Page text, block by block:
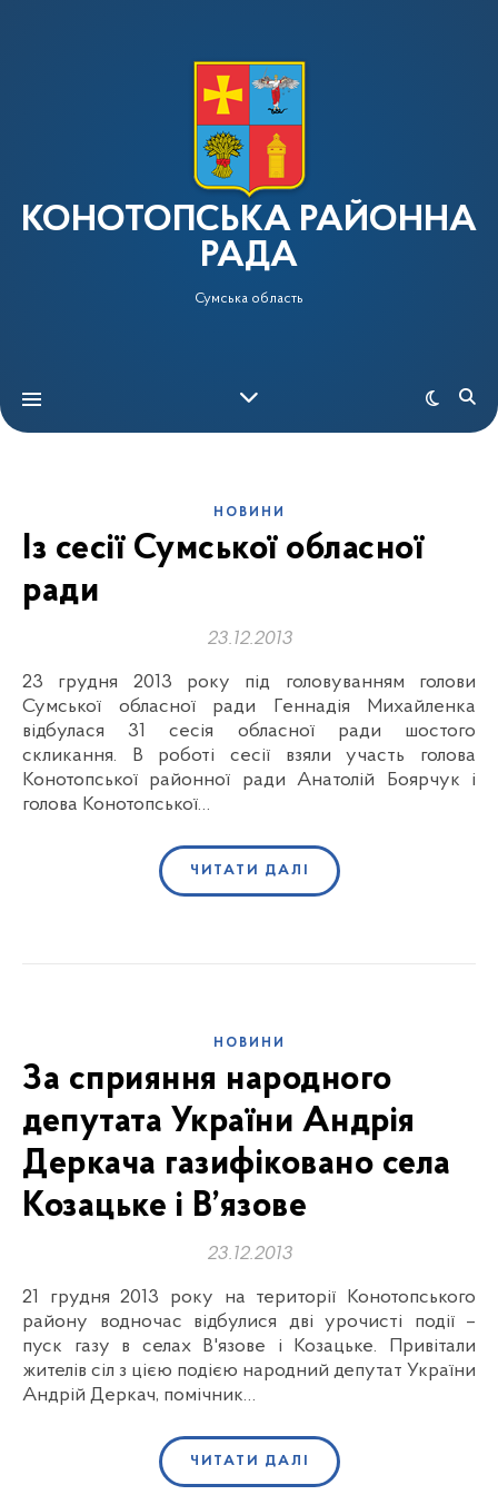
КОНОТОПСЬКА РАЙОННА
РАДА
Сумська область
НОВИНИ
Із сесії Сумської обласної
ради
23.12.2013
23 грудня 2013 року під головуванням голови
Сумської обласної ради Геннадія Михайленка
відбулася 31 сесія обласної ради шостого
скликання. В роботі сесії взяли участь голова
Конотопської районної ради Анатолій Боярчук і
голова Конотопської…
ЧИТАТИ ДАЛІ
НОВИНИ
За сприяння народного
депутата України Андрія
Деркача газифіковано села
Козацьке і В’язове
23.12.2013
21 грудня 2013 року на території Конотопського
району водночас відбулися дві урочисті події –
пуск газу в селах В'язове і Козацьке. Привітали
жителів сіл з цією подією народний депутат України
Андрій Деркач, помічник…
ЧИТАТИ ДАЛІ